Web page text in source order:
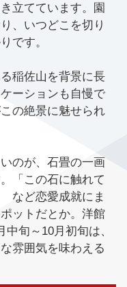
立てています。園
、いつどこを切り
です。
稲佐山を背景に長
ーションも自慢で
の絶景に魅せられ
のが、石畳の一画
「この石に触れて
など恋愛成就にま
ットだとか。洋館
旬～10月初旬は、
雰囲気を味わえる